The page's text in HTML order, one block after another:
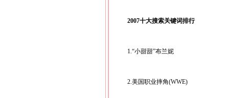
2007十大搜索关键词排行
1.“小甜甜”布兰妮
2.美国职业摔角(WWE)